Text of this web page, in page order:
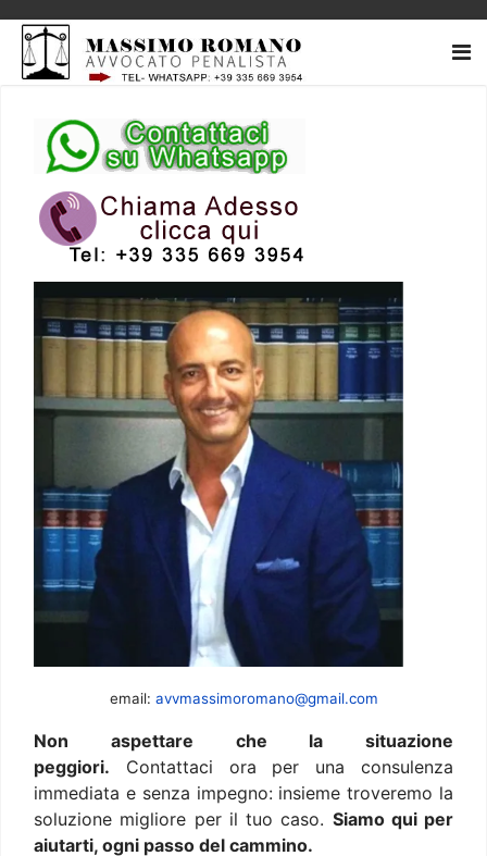
email: avvmassimoromano@gmail.com
Non aspettare che la situazione
peggiori. Contattaci ora per una consulenza
immediata e senza impegno: insieme troveremo la
soluzione migliore per il tuo caso. Siamo qui per
aiutarti, ogni passo del cammino.